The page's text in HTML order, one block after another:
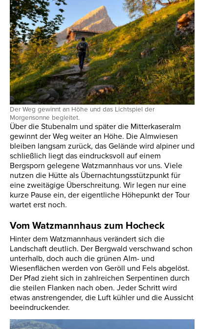
Der Weg gewinnt an Höhe und das Lichtspiel der
Morgensonne begleitet.
Über die Stubenalm und später die Mitterkaseralm
gewinnt der Weg weiter an Höhe. Die Almwiesen
bleiben langsam zurück, das Gelände wird alpiner und
schließlich liegt das eindrucksvoll auf einem
Bergsporn gelegene Watzmannhaus vor uns. Viele
nutzen die Hütte als Übernachtungsstützpunkt für
eine zweitägige Überschreitung. Wir legen nur eine
kurze Pause ein, der eigentliche Höhepunkt der Tour
wartet erst noch.
Vom Watzmannhaus zum Hocheck
Hinter dem Watzmannhaus verändert sich die
Landschaft deutlich. Der Bergwald verschwand schon
unterhalb, doch auch die grünen Alm- und
Wiesenflächen werden von Geröll und Fels abgelöst.
Der Pfad zieht sich in zahlreichen Serpentinen durch
die steilen Flanken nach oben. Jeder Schritt wird
etwas anstrengender, die Luft kühler und die Aussicht
beeindruckender.